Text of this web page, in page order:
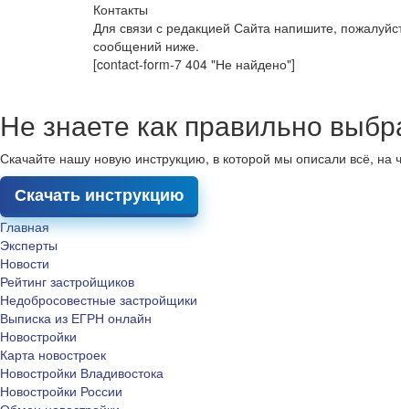
Контакты
Для связи с редакцией Сайта напишите,
сообщений ниже.
[contact-form-7 404 "Не найдено"]
Не знаете как правильно
Скачайте нашу новую инструкцию, в которой мы описали всё, на
Скачать инструкцию
Главная
Эксперты
Новости
Рейтинг застройщиков
Недобросовестные застройщики
Выписка из ЕГРН онлайн
Новостройки
Карта новостроек
Новостройки Владивостока
Новостройки России